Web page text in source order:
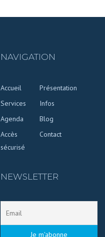
NAVIGATION
Accueil
Présentation
Services
Infos
Agenda
Blog
Accès
sécurisé
Contact
NEWSLETTER